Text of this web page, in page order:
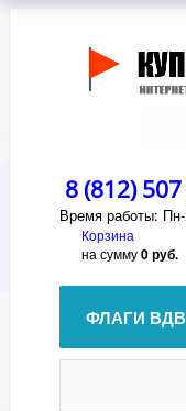
8 (812)
Время работы:
Корзина
на сумму0 руб.
ФЛАГИ ВДВ